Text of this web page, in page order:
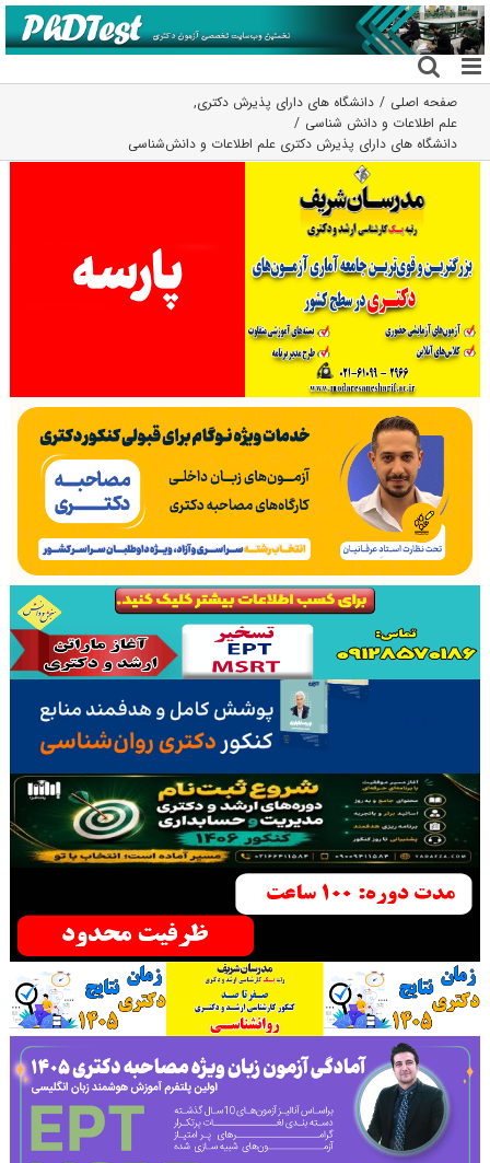
رفتن
به
محتوا
صفحه اصلی دانشگاه های دارای پذیرش دکتری,
علم اطلاعات و دانش شناسی
دانشگاه های دارای پذیرش دکتری ﻋﻠﻢ اﻃﻼﻋﺎت و داﻧﺶﺷﻨﺎسی